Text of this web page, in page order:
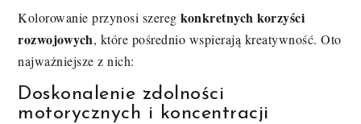
Kolorowanie przynosi szeregkonkretnych korzyści
rozwojowych, które pośrednio wspierają kreatywność. Oto
najważniejsze z nich:
Doskonalenie zdolności
motorycznych i koncentracji